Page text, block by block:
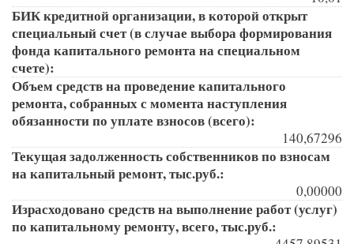
БИК кредитной организации, в которой открыт
специальный счет (в случае выбора формирования
фонда капитального ремонта на специальном
счете):
Объем средств на проведение капитального
ремонта, собранных с момента наступления
обязанности по уплате взносов (всего):
140,67296
Текущая задолженность собственников по взносам
на капитальный ремонт, тыс.руб.:
0,00000
Израсходовано средств на выполнение работ (услуг)
по капитальному ремонту, всего, тыс.руб.: